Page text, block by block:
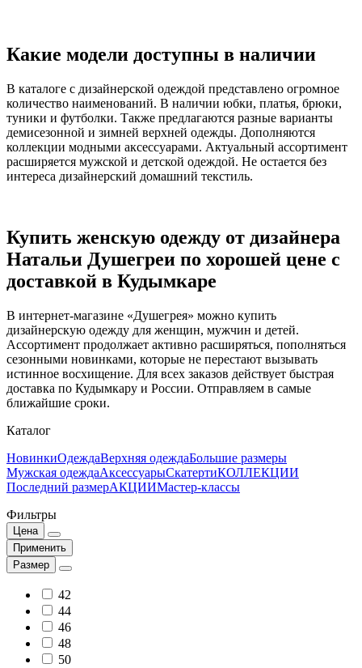
Какие модели доступны в наличии
В каталоге с дизайнерской одеждой представлено огромное
количество наименований. В наличии юбки, платья, брюки,
туники и футболки. Также предлагаются разные варианты
демисезонной и зимней верхней одежды. Дополняются
коллекции модными аксессуарами. Актуальный ассортимент
расширяется мужской и детской одеждой. Не остается без
интереса дизайнерский домашний текстиль.
Купить женскую одежду от дизайнера
Натальи Душегреи по хорошей цене с
доставкой в Кудымкаре
В интернет-магазине «Душегрея» можно купить
дизайнерскую одежду для женщин, мужчин и детей.
Ассортимент продолжает активно расширяться, пополняться
сезонными новинками, которые не перестают вызывать
истинное восхищение. Для всех заказов действует быстрая
доставка по Кудымкару и России. Отправляем в самые
ближайшие сроки.
Каталог
НовинкиОдеждаВерхняя одеждаБольшие размеры
Мужская одеждаАксессуарыСкатертиКОЛЛЕКЦИИ
Последний размерАКЦИИМастер-классы
Фильтры
Цена
Применить
Размер
42
44
46
48
50